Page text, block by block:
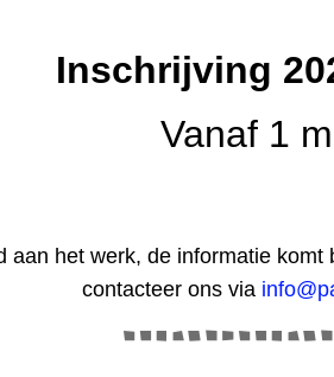
Inschrijving
Vanaf 1
aan het werk, de informatie
contacteer ons via